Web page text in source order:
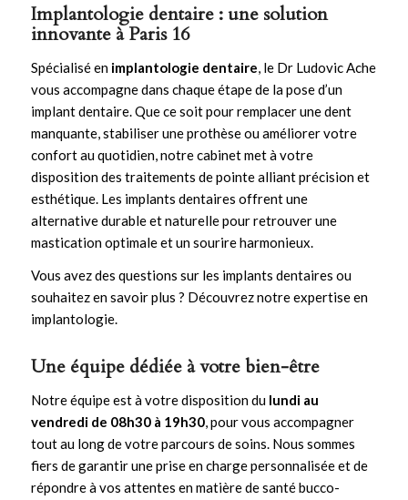
Implantologie dentaire : une solution
innovante à Paris 16
Spécialisé en implantologie dentaire , le Dr Ludovic Ache
vous accompagne dans chaque étape de la pose d’un
implant dentaire. Que ce soit pour remplacer une dent
manquante, stabiliser une prothèse ou améliorer votre
confort au quotidien, notre cabinet met à votre
disposition des traitements de pointe alliant précision et
esthétique. Les implants dentaires offrent une
alternative durable et naturelle pour retrouver une
mastication optimale et un sourire harmonieux.
Vous avez des questions sur les implants dentaires ou
souhaitez en savoir plus ? Découvrez notre expertise en
implantologie.
Une équipe dédiée à votre bien-être
Notre équipe est à votre disposition du lundi au
vendredi de 08h30 à 19h30, pour vous accompagner
tout au long de votre parcours de soins. Nous sommes
fiers de garantir une prise en charge personnalisée et de
répondre à vos attentes en matière de santé bucco-